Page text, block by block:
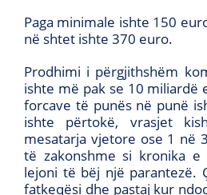
Paga minimale ishte 150
në shtet ishte 370 euro.
Prodhimi i përgjithshëm
ishte më pak se 10 miliardë
forcave të punës në punë
ishte përtokë, vrasjet
mesatarja vjetore ose 1 në
të zakonshme si kronika
lejoni të bëj një parantezë.
fatkeqësi dhe pastaj kur